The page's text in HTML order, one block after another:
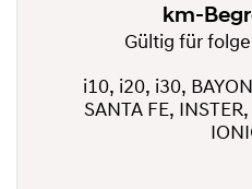
km-
Gültig für
i10, i20, i30,
SANTA FE,